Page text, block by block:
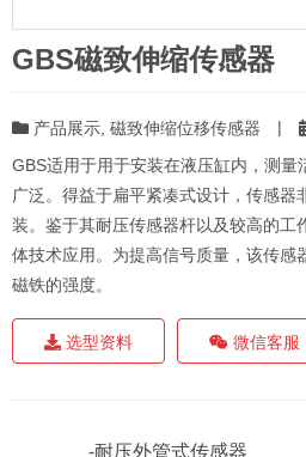
GBS磁致伸缩传感器
产品展示 磁致伸缩位移传感器 |
GBS适用于用于安装在液压缸内，测量
广泛。得益于扁平紧凑式设计，传感器
装。鉴于其耐压传感器杆以及较高的工
体技术应用。为提高信号质量，该传感
磁铁的强度。
选型资料 微信客服
-耐压外管式传感器